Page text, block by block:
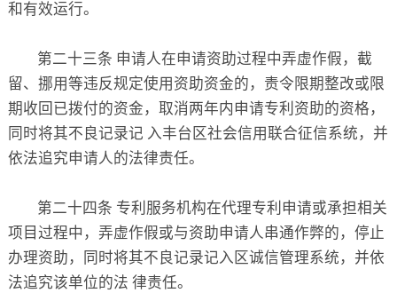
和有效运行。
第二十三条 申请人在申请资助过程中弄虚作假，截
留、挪用等违反规定使用资助资金的，责令限期整改或限
期收回已拨付的资金，取消两年内申请专利资助的资格，
同时将其不良记录记 入丰台区社会信用联合征信系统，并
依法追究申请人的法律责任。
第二十四条 专利服务机构在代理专利申请或承担相关
项目过程中，弄虚作假或与资助申请人串通作弊的，停止
办理资助，同时将其不良记录记入区诚信管理系统，并依
法追究该单位的法 律责任。